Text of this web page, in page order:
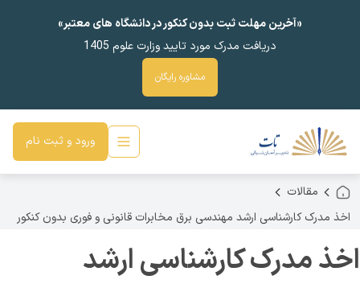
«آخرین مهلت ثبت بدون کنکور در دانشگاه های معتبر»
دریافت مدرک مورد تایید وزارت علوم 1405
مشاوره رایگان
ورود و ثبت نام
مقالات
اخذ مدرک کارشناسی ارشد مهندسی برق مخابرات قانونی و فوری بدون کنکور
اخذ مدرک کارشناسی ارشد